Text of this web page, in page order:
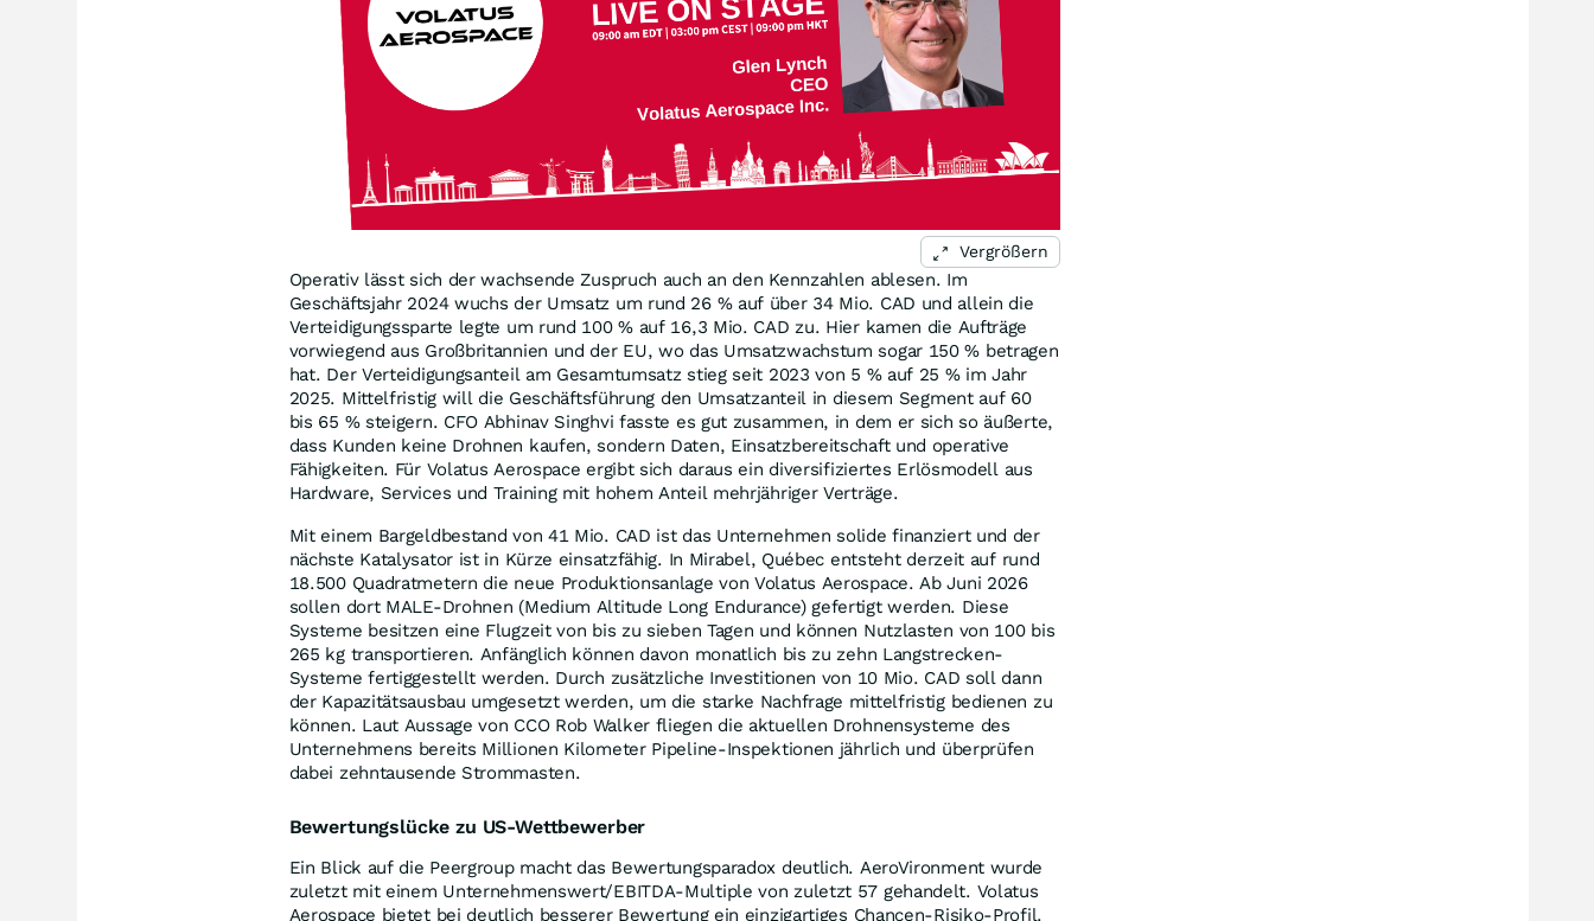
Vergrößern
Operativ lässt sich der wachsende Zuspruch auch an den Kennzahlen ablesen. Im
Geschäftsjahr 2024 wuchs der Umsatz um rund 26 % auf über 34 Mio. CAD und allein die
Verteidigungssparte legte um rund 100 % auf 16,3 Mio. CAD zu. Hier kamen die Aufträge
vorwiegend aus Großbritannien und der EU, wo das Umsatzwachstum sogar 150 % betragen
hat. Der Verteidigungsanteil am Gesamtumsatz stieg seit 2023 von 5 % auf 25 % im Jahr
2025. Mittelfristig will die Geschäftsführung den Umsatzanteil in diesem Segment auf 60
bis 65 % steigern. CFO Abhinav Singhvi fasste es gut zusammen, in dem er sich so äußerte,
dass Kunden keine Drohnen kaufen, sondern Daten, Einsatzbereitschaft und operative
Fähigkeiten. Für Volatus Aerospace ergibt sich daraus ein diversifiziertes Erlösmodell aus
Hardware, Services und Training mit hohem Anteil mehrjähriger Verträge.
Mit einem Bargeldbestand von 41 Mio. CAD ist das Unternehmen solide finanziert und der
nächste Katalysator ist in Kürze einsatzfähig. In Mirabel, Québec entsteht derzeit auf rund
18.500 Quadratmetern die neue Produktionsanlage von Volatus Aerospace. Ab Juni 2026
sollen dort MALE-Drohnen (Medium Altitude Long Endurance) gefertigt werden. Diese
Systeme besitzen eine Flugzeit von bis zu sieben Tagen und können Nutzlasten von 100 bis
265 kg transportieren. Anfänglich können davon monatlich bis zu zehn Langstrecken-
Systeme fertiggestellt werden. Durch zusätzliche Investitionen von 10 Mio. CAD soll dann
der Kapazitätsausbau umgesetzt werden, um die starke Nachfrage mittelfristig bedienen zu
können. Laut Aussage von CCO Rob Walker fliegen die aktuellen Drohnensysteme des
Unternehmens bereits Millionen Kilometer Pipeline-Inspektionen jährlich und überprüfen
dabei zehntausende Strommasten.
Bewertungslücke zu US-Wettbewerber
Ein Blick auf die Peergroup macht das Bewertungsparadox deutlich. AeroVironment wurde
zuletzt mit einem Unternehmenswert/EBITDA-Multiple von zuletzt 57 gehandelt. Volatus
Aerospace bietet bei deutlich besserer Bewertung ein einzigartiges Chancen-Risiko-Profil.